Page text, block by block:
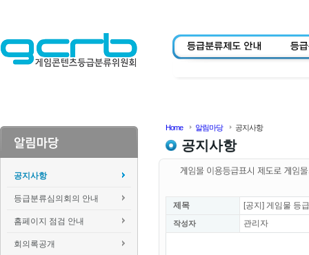
공지사항
등급분류심의회의 안내
홈페이지 점검 안내
회의록공개
Home 알림마당 공지사항
공지사항
제목 [공지] 게임물 등
작성자 관리자